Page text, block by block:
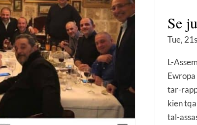
Se
Tue,
L-
tar-
kien
tal-